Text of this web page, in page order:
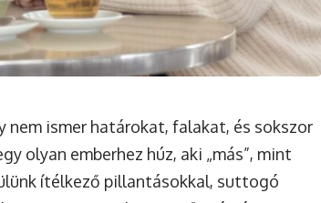
nem ismer határokat, falakat, és sokszor
olyan emberhez húz, aki „más”, mint
ítélkező pillantásokkal, suttogó